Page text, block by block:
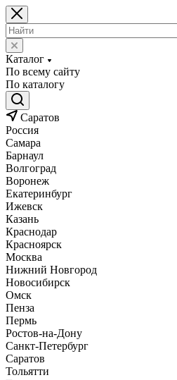
Каталог
По всему сайту
По каталогу
Саратов
Россия
Самара
Барнаул
Волгоград
Воронеж
Екатеринбург
Ижевск
Казань
Краснодар
Красноярск
Москва
Нижний Новгород
Новосибирск
Омск
Пенза
Пермь
Ростов-на-Дону
Санкт-Петербург
Саратов
Тольятти